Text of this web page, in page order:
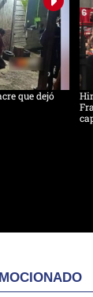
que dejó